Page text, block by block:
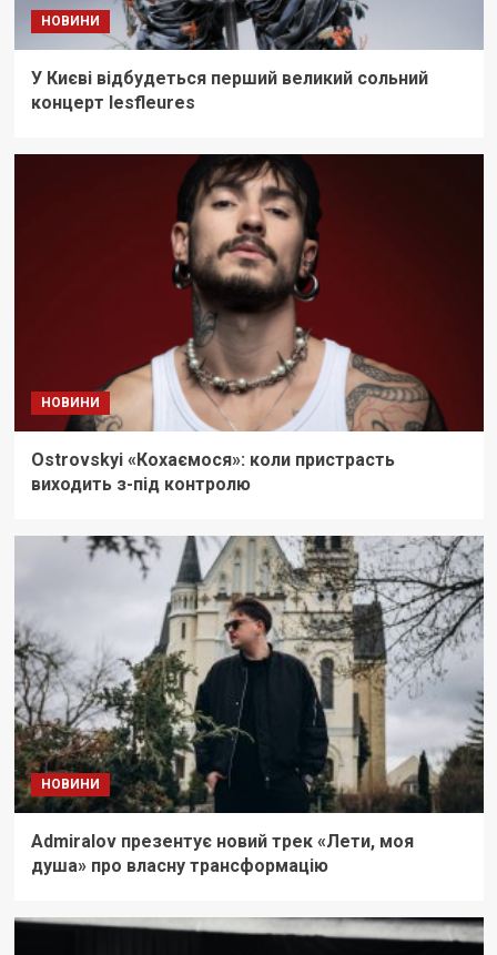
НОВИНИ
У Києві відбудеться перший великий сольний
концерт lesfleures
НОВИНИ
Ostrovskyi «Кохаємося»: коли пристрасть
виходить з-під контролю
НОВИНИ
Admiralov презентує новий трек «Лети, моя
душа» про власну трансформацію